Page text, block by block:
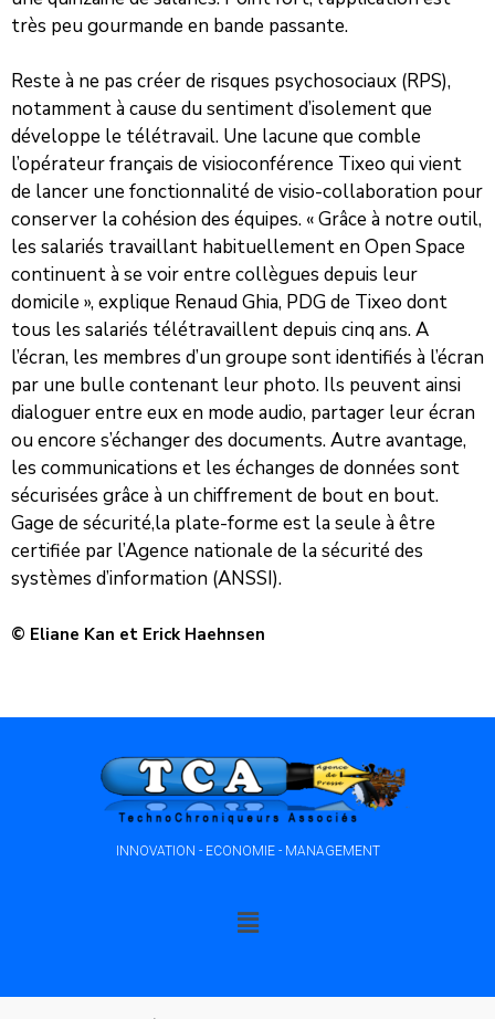
très peu gourmande en bande passante.
Reste à ne pas créer de risques psychosociaux (RPS),
notamment à cause du sentiment d’isolement que
développe le télétravail. Une lacune que comble
l’opérateur français de visioconférence Tixeo qui vient
de lancer une fonctionnalité de visio-collaboration pour
conserver la cohésion des équipes. « Grâce à notre outil,
les salariés travaillant habituellement en Open Space
continuent à se voir entre collègues depuis leur
domicile », explique Renaud Ghia, PDG de Tixeo dont
tous les salariés télétravaillent depuis cinq ans. A
l’écran, les membres d’un groupe sont identifiés à l’écran
par une bulle contenant leur photo. Ils peuvent ainsi
dialoguer entre eux en mode audio, partager leur écran
ou encore s’échanger des documents. Autre avantage,
les communications et les échanges de données sont
sécurisées grâce à un chiffrement de bout en bout.
Gage de sécurité,la plate-forme est la seule à être
certifiée par l’Agence nationale de la sécurité des
systèmes d’information (ANSSI).
© Eliane Kan et Erick Haehnsen
INNOVATION - ECONOMIE - MANAGEMENT